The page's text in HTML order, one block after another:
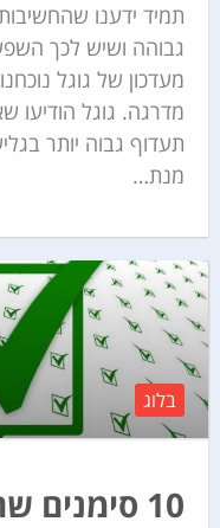
תמיד ידענו
גבוהה ושיש לכך
מעדכון של גוגל
מדרגה. גוגל הודיעו
תעדוף גבוה יותר
מנת…
בלוג
10